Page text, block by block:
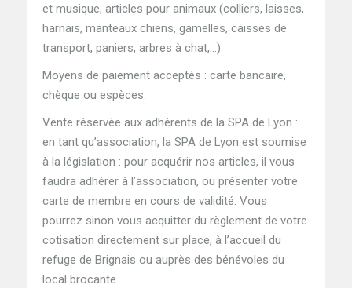
et musique, articles pour animaux (colliers, laisses,
harnais, manteaux chiens, gamelles, caisses de
transport, paniers, arbres à chat,…).
Moyens de paiement acceptés : carte bancaire,
chèque ou espèces.
Vente réservée aux adhérents de la SPA de Lyon :
en tant qu’association, la SPA de Lyon est soumise
à la législation : pour acquérir nos articles, il vous
faudra adhérer à l’association, ou présenter votre
carte de membre en cours de validité. Vous
pourrez sinon vous acquitter du règlement de votre
cotisation directement sur place, à l’accueil du
refuge de Brignais ou auprès des bénévoles du
local brocante.